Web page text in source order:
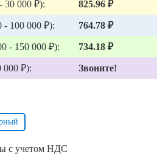
30 000 ₽): 825.96 ₽
- 100 000 ₽): 764.78 ₽
- 150 000 ₽): 734.18 ₽
000 ₽): Звоните!
с учетом НДС